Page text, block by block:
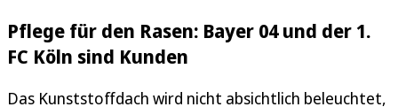
Pflege für den Rasen: Bayer 04 und der 1.
FC Köln sind Kunden
Das Kunststoffdach wird nicht absichtlich beleuchtet,